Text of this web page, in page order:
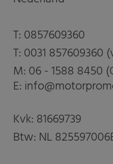
T: 0857609360
T: 0031 857609360
M: 06 - 1588 8450
E:
Kvk: 81669739
Btw: NL